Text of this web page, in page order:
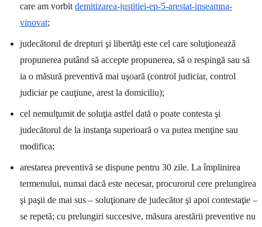
care am vorbit demitizarea-justitiei-ep-5-arestat-inseamna-
vinovat;
judecătorul de drepturi şi libertăţi este cel care soluţionează
propunerea putând să accepte propunerea, să o respingă sau să
ia o măsură preventivă mai uşoară (control judiciar, control
judiciar pe cauţiune, arest la domiciliu);
cel nemulţumit de soluţia astfel dată o poate contesta şi
judecătorul de la instanţa superioară o va putea menţine sau
modifica;
arestarea preventivă se dispune pentru 30 zile. La împlinirea
termenului, numai dacă este necesar, procurorul cere prelungirea
şi paşii de mai sus – soluţionare de judecător şi apoi contestaţie –
se repetă; cu prelungiri succesive, măsura arestării preventive nu